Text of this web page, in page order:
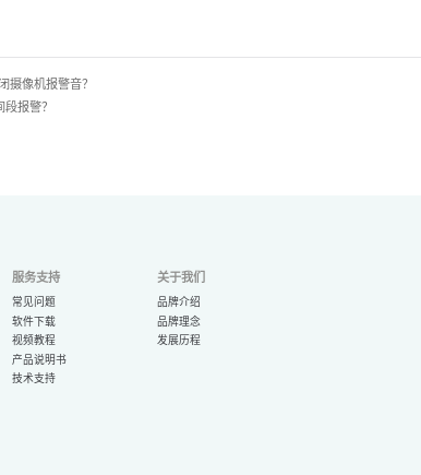
摄像机报警音？
报警？
服务支持
常见问题
软件下载
视频教程
产品说明书
技术支持
关于我们
品牌介绍
品牌理念
发展历程